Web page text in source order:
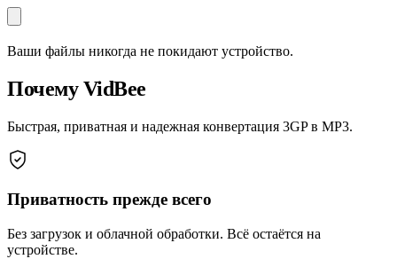
Ваши файлы никогда не покидают устройство.
Почему VidBee
Быстрая, приватная и надежная конвертация 3GP в MP3.
Приватность прежде всего
Без загрузок и облачной обработки. Всё остаётся на
устройстве.